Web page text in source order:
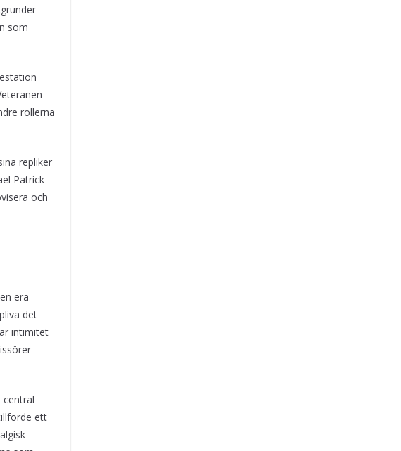
som
rollerna
repliker
Patrick
och
era
det
intimitet
central
ett